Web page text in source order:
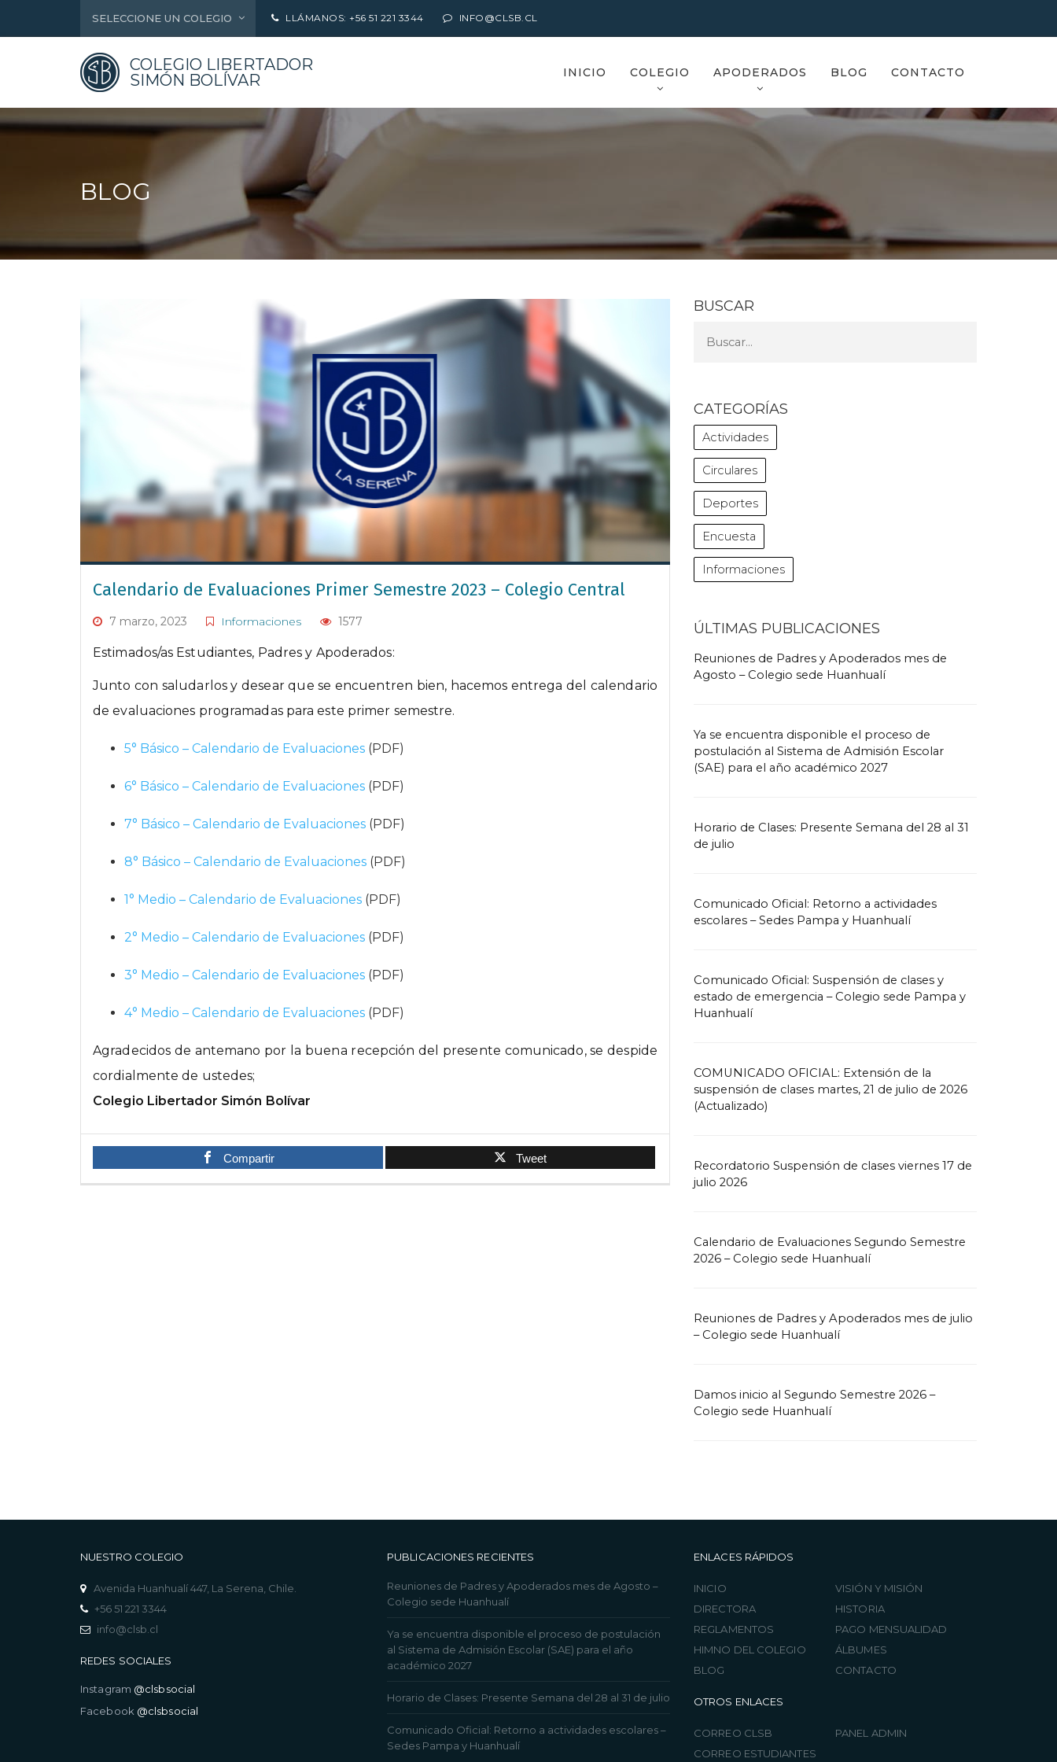
SELECCIONE UN COLEGIO LLÁMANOS: +56 51 221 3344 INFO@CLSB.CL
COLEGIO LIBERTADOR
SIMÓN BOLÍVAR
INICIO COLEGIO APODERADOS BLOG CONTACTO
BLOG
Calendario de Evaluaciones Primer Semestre 2023 – Colegio Central
7 marzo, 2023 Informaciones 1577
Estimados/as Estudiantes, Padres y Apoderados:
Junto con saludarlos y desear que se encuentren bien, hacemos entrega del calendario
de evaluaciones programadas para este primer semestre.
5° Básico – Calendario de Evaluaciones (PDF)
6° Básico – Calendario de Evaluaciones (PDF)
7° Básico – Calendario de Evaluaciones (PDF)
8° Básico – Calendario de Evaluaciones (PDF)
1° Medio – Calendario de Evaluaciones (PDF)
2° Medio – Calendario de Evaluaciones (PDF)
3° Medio – Calendario de Evaluaciones (PDF)
4° Medio – Calendario de Evaluaciones (PDF)
Agradecidos de antemano por la buena recepción del presente comunicado, se despide
cordialmente de ustedes;
Colegio Libertador Simón Bolívar
Compartir Tweet
BUSCAR
CATEGORÍAS
Actividades
Circulares
Deportes
Encuesta
Informaciones
ÚLTIMAS PUBLICACIONES
Reuniones de Padres y Apoderados mes de
Agosto – Colegio sede Huanhualí
Ya se encuentra disponible el proceso de
postulación al Sistema de Admisión Escolar
(SAE) para el año académico 2027
Horario de Clases: Presente Semana del 28 al 31
de julio
Comunicado Oficial: Retorno a actividades
escolares – Sedes Pampa y Huanhualí
Comunicado Oficial: Suspensión de clases y
estado de emergencia – Colegio sede Pampa y
Huanhualí
COMUNICADO OFICIAL: Extensión de la
suspensión de clases martes, 21 de julio de 2026
(Actualizado)
Recordatorio Suspensión de clases viernes 17 de
julio 2026
Calendario de Evaluaciones Segundo Semestre
2026 – Colegio sede Huanhualí
Reuniones de Padres y Apoderados mes de julio
– Colegio sede Huanhualí
Damos inicio al Segundo Semestre 2026 –
Colegio sede Huanhualí
NUESTRO COLEGIO
Avenida Huanhualí 447, La Serena, Chile.
+56 51 221 3344
info@clsb.cl
REDES SOCIALES
Instagram @clsbsocial
Facebook @clsbsocial
PUBLICACIONES RECIENTES
Reuniones de Padres y Apoderados mes de Agosto –
Colegio sede Huanhualí
Ya se encuentra disponible el proceso de postulación
al Sistema de Admisión Escolar (SAE) para el año
académico 2027
Horario de Clases: Presente Semana del 28 al 31 de julio
Comunicado Oficial: Retorno a actividades escolares –
Sedes Pampa y Huanhualí
ENLACES RÁPIDOS
INICIO
VISIÓN Y MISIÓN
DIRECTORA
HISTORIA
REGLAMENTOS
PAGO MENSUALIDAD
HIMNO DEL COLEGIO
ÁLBUMES
BLOG
CONTACTO
OTROS ENLACES
CORREO CLSB
PANEL ADMIN
CORREO ESTUDIANTES